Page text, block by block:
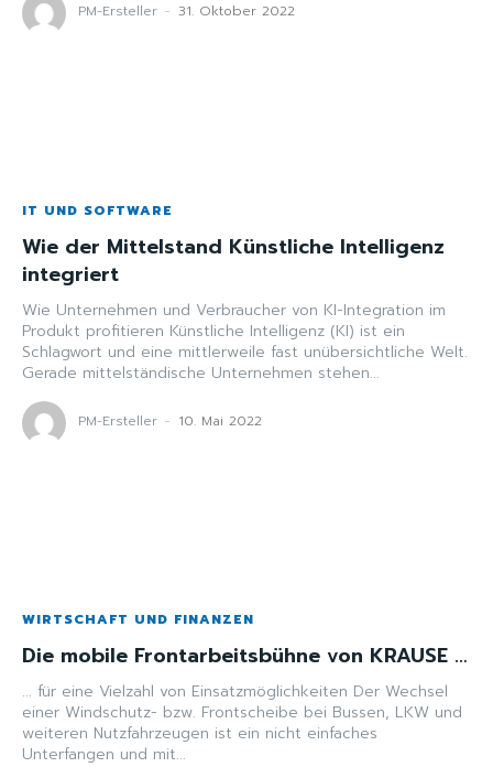
PM-Ersteller - 31. Oktober 2022
IT UND SOFTWARE
Wie der Mittelstand Künstliche Intelligenz
integriert
Wie Unternehmen und Verbraucher von KI-Integration im
Produkt profitieren Künstliche Intelligenz (KI) ist ein
Schlagwort und eine mittlerweile fast unübersichtliche Welt.
Gerade mittelständische Unternehmen stehen...
PM-Ersteller - 10. Mai 2022
WIRTSCHAFT UND FINANZEN
Die mobile Frontarbeitsbühne von KRAUSE …
... für eine Vielzahl von Einsatzmöglichkeiten Der Wechsel
einer Windschutz- bzw. Frontscheibe bei Bussen, LKW und
weiteren Nutzfahrzeugen ist ein nicht einfaches
Unterfangen und mit...